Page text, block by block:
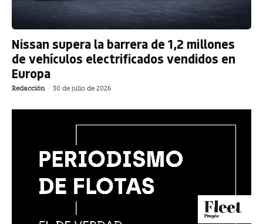
Nissan supera la barrera de 1,2 millones
de vehículos electrificados vendidos en
Europa
Redacción - 30 de julio de 2026